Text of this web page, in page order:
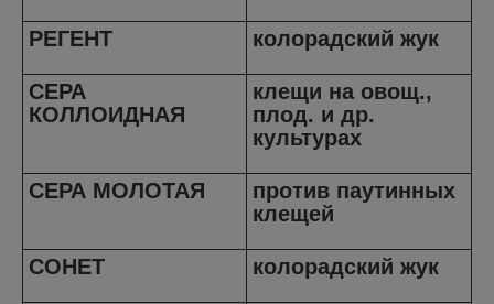
РЕГЕНТ колорадский жук
СЕРА
КОЛЛОИДНАЯ
клещи на овощ.,
плод. и др.
культурах
СЕРА МОЛОТАЯ
против паутинных
клещей
СОНЕТ колорадский жук